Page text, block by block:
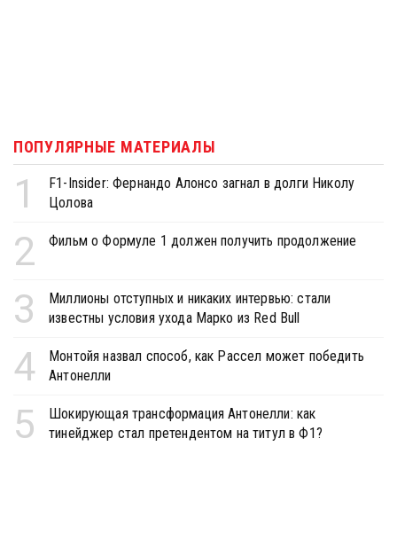
ПОПУЛЯРНЫЕ МАТЕРИАЛЫ
1
F1-Insider: Фернандо Алонсо загнал в долги Николу
Цолова
2 Фильм о Формуле 1 должен получить продолжение
3
Миллионы отступных и никаких интервью: стали
известны условия ухода Марко из Red Bull
4
Монтойя назвал способ, как Рассел может победить
Антонелли
5
Шокирующая трансформация Антонелли: как
тинейджер стал претендентом на титул в Ф1?